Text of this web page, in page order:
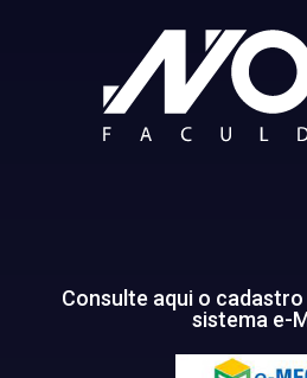
Consulte aqui o
sistema e-